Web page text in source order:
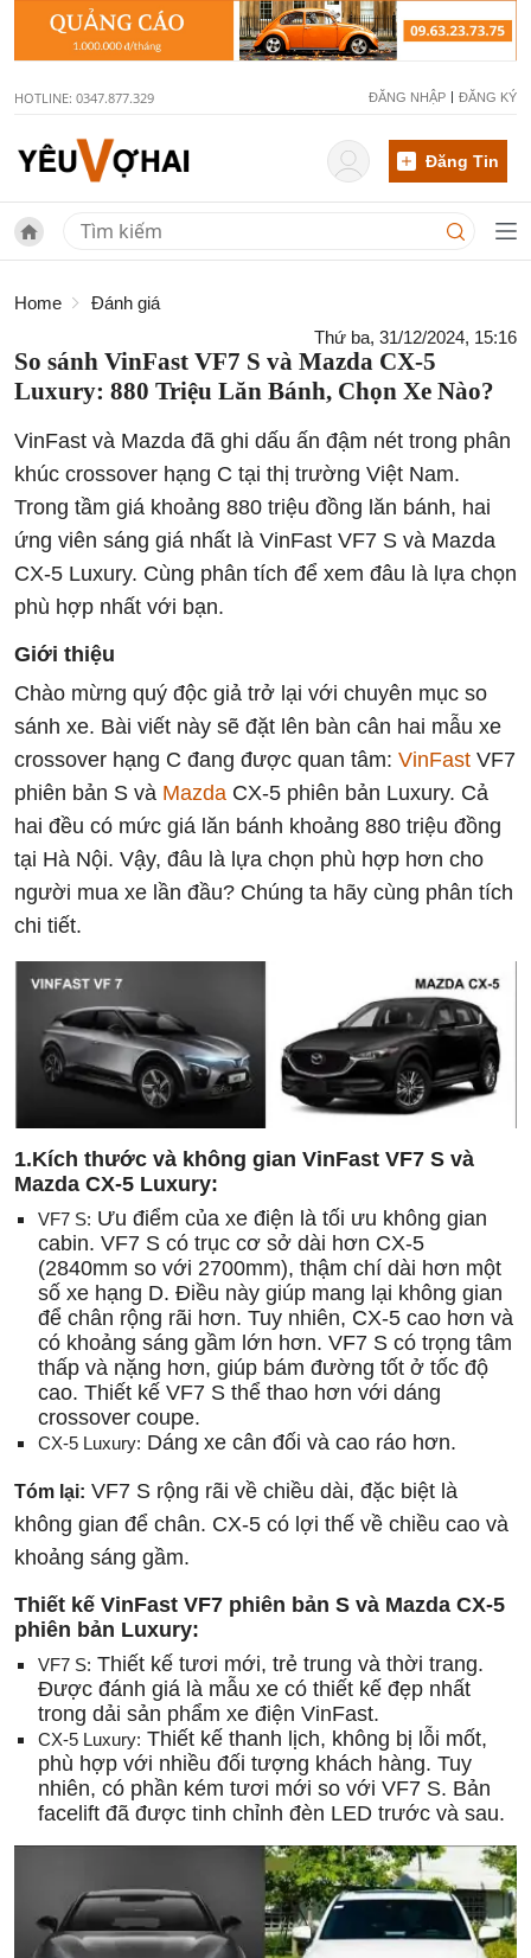
HOTLINE: 0347.877.329 ĐĂNG NHẬP ĐĂNG KÝ
Đăng Tin
Home
Đánh giá
Thứ ba, 31/12/2024, 15:16
So sánh VinFast VF7 S và Mazda CX-5
Luxury: 880 Triệu Lăn Bánh, Chọn Xe Nào?
VinFast và Mazda đã ghi dấu ấn đậm nét trong phân
khúc crossover hạng C tại thị trường Việt Nam.
Trong tầm giá khoảng 880 triệu đồng lăn bánh, hai
ứng viên sáng giá nhất là VinFast VF7 S và Mazda
CX-5 Luxury. Cùng phân tích để xem đâu là lựa chọn
phù hợp nhất với bạn.
Giới thiệu
Chào mừng quý độc giả trở lại với chuyên mục so
sánh xe. Bài viết này sẽ đặt lên bàn cân hai mẫu xe
crossover hạng C đang được quan tâm: VinFast VF7
phiên bản S và Mazda CX-5 phiên bản Luxury. Cả
hai đều có mức giá lăn bánh khoảng 880 triệu đồng
tại Hà Nội. Vậy, đâu là lựa chọn phù hợp hơn cho
người mua xe lần đầu? Chúng ta hãy cùng phân tích
chi tiết.
1.Kích thước và không gian VinFast VF7 S và
Mazda CX-5 Luxury:
VF7 S: Ưu điểm của xe điện là tối ưu không gian
cabin. VF7 S có trục cơ sở dài hơn CX-5
(2840mm so với 2700mm), thậm chí dài hơn một
số xe hạng D. Điều này giúp mang lại không gian
để chân rộng rãi hơn. Tuy nhiên, CX-5 cao hơn và
có khoảng sáng gầm lớn hơn. VF7 S có trọng tâm
thấp và nặng hơn, giúp bám đường tốt ở tốc độ
cao. Thiết kế VF7 S thể thao hơn với dáng
crossover coupe.
CX-5 Luxury: Dáng xe cân đối và cao ráo hơn.
Tóm lại: VF7 S rộng rãi về chiều dài, đặc biệt là
không gian để chân. CX-5 có lợi thế về chiều cao và
khoảng sáng gầm.
Thiết kế VinFast VF7 phiên bản S và Mazda CX-5
phiên bản Luxury:
VF7 S: Thiết kế tươi mới, trẻ trung và thời trang.
Được đánh giá là mẫu xe có thiết kế đẹp nhất
trong dải sản phẩm xe điện VinFast.
CX-5 Luxury: Thiết kế thanh lịch, không bị lỗi mốt,
phù hợp với nhiều đối tượng khách hàng. Tuy
nhiên, có phần kém tươi mới so với VF7 S. Bản
facelift đã được tinh chỉnh đèn LED trước và sau.